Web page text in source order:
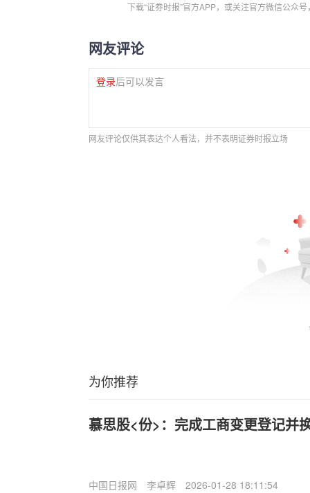
下载“证券时报”官方APP，或关注官方微信公众
网友评论
登录后可以发言
网友评论仅供其表达个人看法，并不表明证券时报立场
为你推荐
慕思股<份>：完成工商变更登记并
中国日报网 李卓辉 2026-01-28 18:11:54